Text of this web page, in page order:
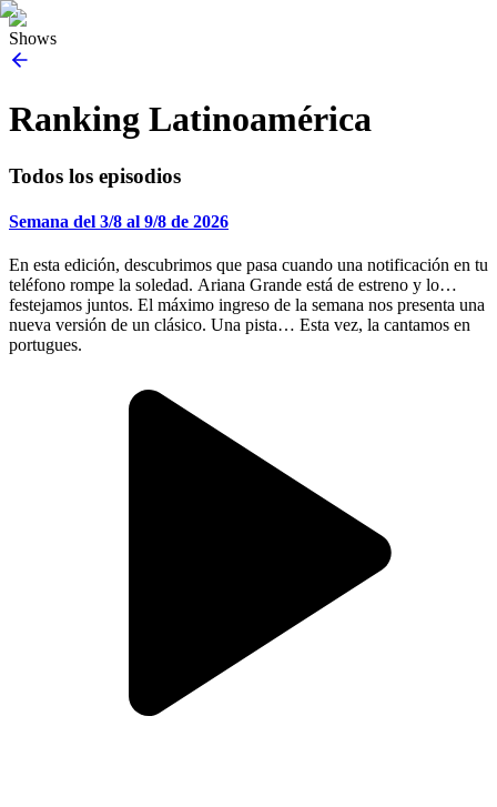
Shows
Ranking Latinoamérica
Todos los episodios
Semana del 3/8 al 9/8 de 2026
En esta edición, descubrimos que pasa cuando una notificación en tu
teléfono rompe la soledad. Ariana Grande está de estreno y lo
festejamos juntos. El máximo ingreso de la semana nos presenta una
nueva versión de un clásico. Una pista… Esta vez, la cantamos en
portugues.